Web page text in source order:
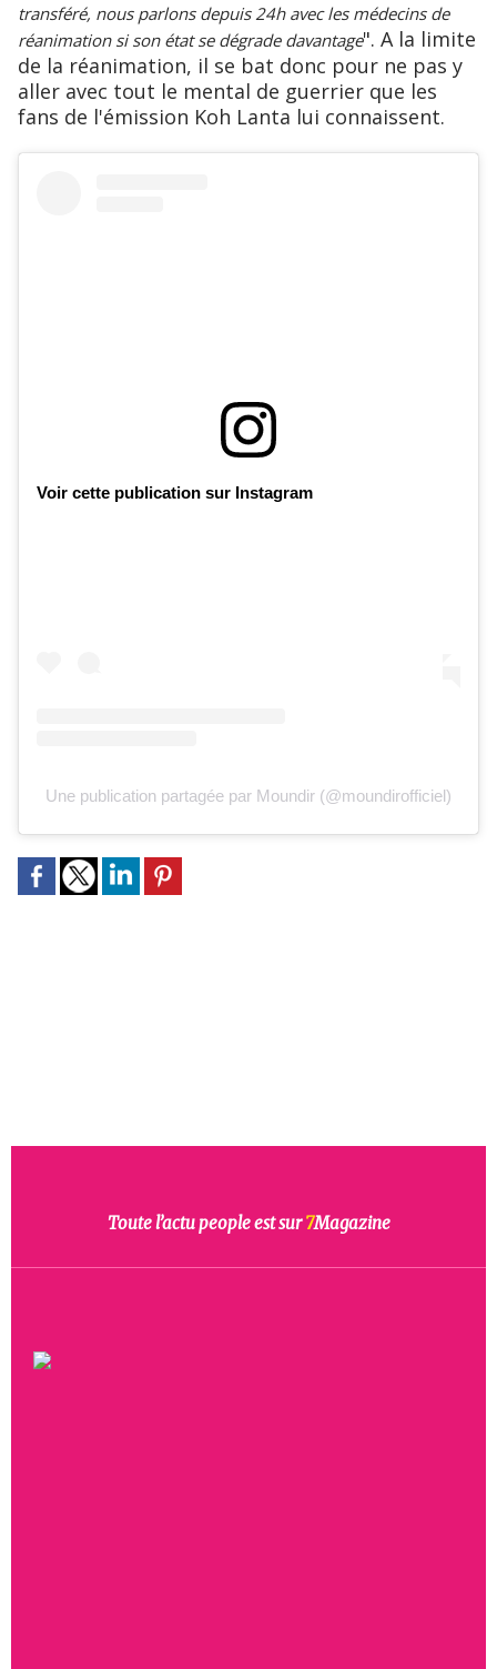
transféré, nous parlons depuis 24h avec les médecins de
réanimation si son état se dégrade davantage". A la limite
de la réanimation, il se bat donc pour ne pas y
aller avec tout le mental de guerrier que les
fans de l'émission Koh Lanta lui connaissent.
Voir cette publication sur Instagram
Une publication partagée par Moundir (@moundirofficiel)
Toute l’actu people est sur7Magazine